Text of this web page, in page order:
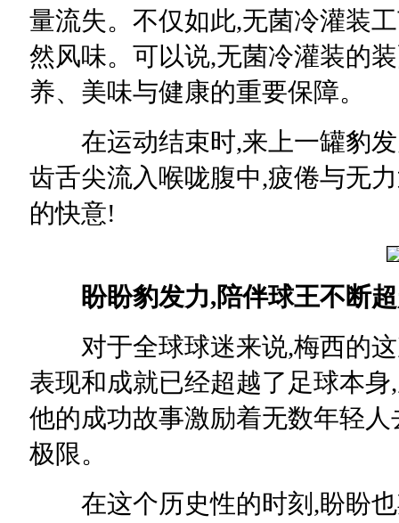
量流失。不仅如此,无菌冷灌装
然风味。可以说,无菌冷灌装的
养、美味与健康的重要保障。
在运动结束时,来上一罐豹发
齿舌尖流入喉咙腹中,疲倦与无
的快意!
盼盼豹发力,陪伴球王不断
对于全球球迷来说,梅西的这
表现和成就已经超越了足球本
他的成功故事激励着无数年轻
极限。
在这个历史性的时刻,盼盼也